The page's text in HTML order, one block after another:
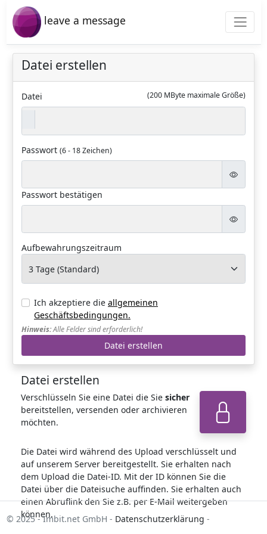
leave a message
Datei erstellen
Datei (200 MByte maximale Größe)
Passwort (6 - 18 Zeichen)
Passwort bestätigen
Aufbewahrungszeitraum
Ich akzeptiere die allgemeinen
Geschäftsbedingungen.
Hinweis:Alle Felder sind erforderlich!
Datei erstellen
Verschlüsseln Sie eine Datei die Sie sicher
bereitstellen, versenden oder archivieren
möchten.
Die Datei wird während des Upload verschlüsselt und
auf unserem Server bereitgestellt. Sie erhalten nach
dem Upload die Datei-ID. Mit der ID können Sie die
Datei über die Dateisuche auffinden. Sie erhalten auch
einen Abruflink den Sie z.B. per E-Mail weitergeben
können.
© 2025 - Imbit.net GmbH - Datenschutzerklärung -